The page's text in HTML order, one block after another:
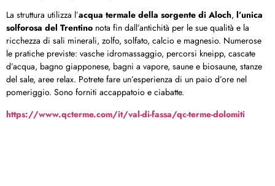
La struttura utilizza l’acqua termale della sorgente di Aloch, l’unica
solforosa del Trentino nota fin dall’antichità per le sue qualità e la
ricchezza di sali minerali, zolfo, solfato, calcio e magnesio. Numerose
le pratiche previste: vasche idromassaggio, percorsi kneipp, cascate
d’acqua, bagno giapponese, bagni a vapore, saune e biosaune, stanze
del sale, aree relax. Potrete fare un’esperienza di un paio d’ore nel
pomeriggio. Sono forniti accappatoio e ciabatte.
https://www.qcterme.com/it/val-di-fassa/qc-terme-dolomiti